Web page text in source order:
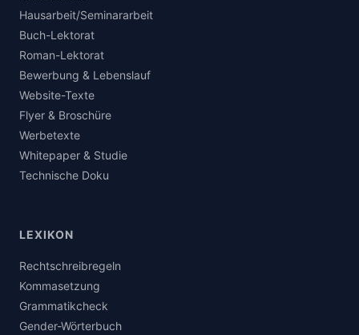
Hausarbeit/Seminararbeit
Buch-Lektorat
Roman-Lektorat
Bewerbung & Lebenslauf
Website-Texte
Flyer & Broschüre
Werbetexte
Whitepaper & Studie
Technische Doku
LEXIKON
Rechtschreibregeln
Kommasetzung
Grammatikcheck
Gender-Wörterbuch